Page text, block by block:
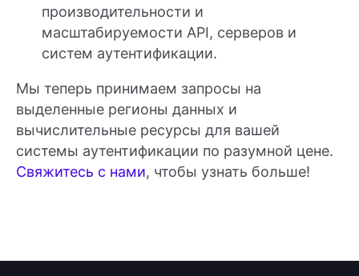
производительности и
масштабируемости API, серверов и
систем аутентификации.
Мы теперь принимаем запросы на
выделенные регионы данных и
вычислительные ресурсы для вашей
системы аутентификации по разумной цене.
Свяжитесь с нами, чтобы узнать больше!